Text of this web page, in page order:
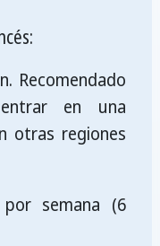
Recomendado
en una
otras regiones
semana (6